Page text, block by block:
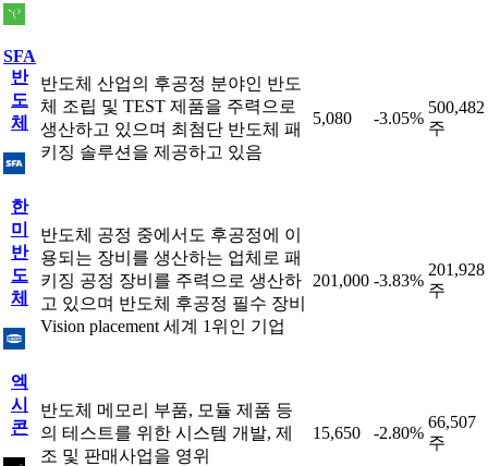
SFA
반
도
체
반도체 산업의 후공정 분야인 반도
체 조립 및 TEST 제품을 주력으로
생산하고 있으며 최첨단 반도체 패
키징 솔루션을 제공하고 있음
5,080 -3.05%
500,482
주
한
미
반
도
체
반도체 공정 중에서도 후공정에 이
용되는 장비를 생산하는 업체로 패
키징 공정 장비를 주력으로 생산하
고 있으며 반도체 후공정 필수 장비
Vision placement 세계 1위인 기업
201,000 -3.83%
201,928
주
엑
시
콘
반도체 메모리 부품, 모듈 제품 등
의 테스트를 위한 시스템 개발, 제
조 및 판매사업을 영위
15,650 -2.80%
66,507
주